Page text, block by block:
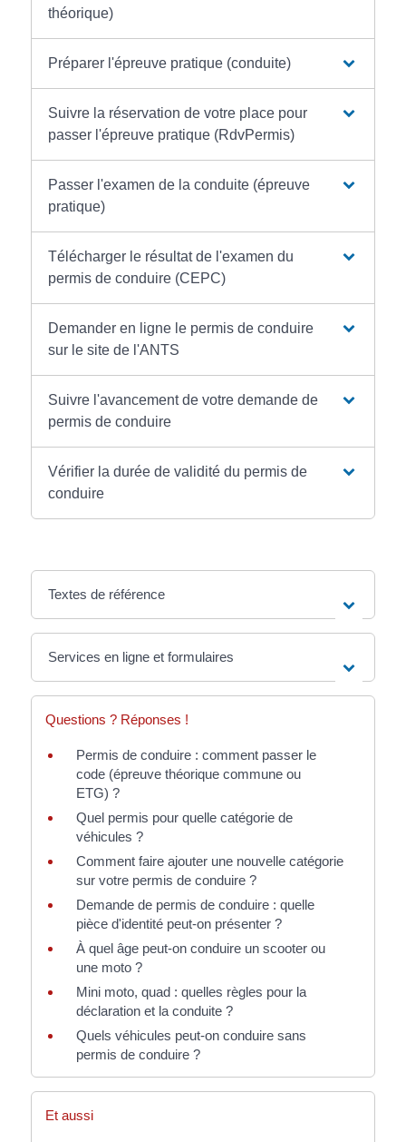
théorique)
Préparer l'épreuve pratique (conduite)
Suivre la réservation de votre place pour
passer l'épreuve pratique (RdvPermis)
Passer l'examen de la conduite (épreuve
pratique)
Télécharger le résultat de l'examen du
permis de conduire (CEPC)
Demander en ligne le permis de conduire
sur le site de l'ANTS
Suivre l'avancement de votre demande de
permis de conduire
Vérifier la durée de validité du permis de
conduire
Textes de référence
Services en ligne et formulaires
Questions ? Réponses !
Permis de conduire : comment passer le
code (épreuve théorique commune ou
ETG) ?
Quel permis pour quelle catégorie de
véhicules ?
Comment faire ajouter une nouvelle catégorie
sur votre permis de conduire ?
Demande de permis de conduire : quelle
pièce d'identité peut-on présenter ?
À quel âge peut-on conduire un scooter ou
une moto ?
Mini moto, quad : quelles règles pour la
déclaration et la conduite ?
Quels véhicules peut-on conduire sans
permis de conduire ?
Et aussi